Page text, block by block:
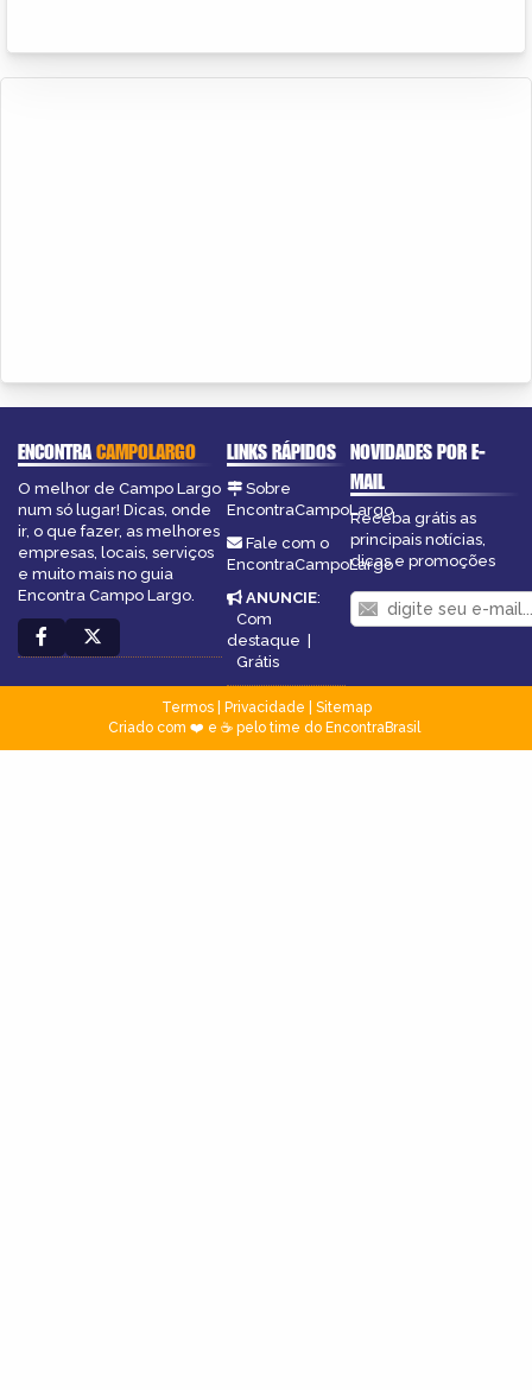
ENCONTRACAMPOLARGO
O melhor de Campo Largo
num só lugar! Dicas, onde
ir, o que fazer, as melhores
empresas, locais, serviços
e muito mais no guia
Encontra Campo Largo.
LINKS RÁPIDOS
Sobre
EncontraCampoLargo
Fale com o
EncontraCampoLargo
ANUNCIE:
Com
destaque |
Grátis
NOVIDADES POR E-
MAIL
Receba grátis as
principais notícias,
dicas e promoções
Termos| Privacidade
Sitemap
Criado com ❤️ e ☕ pelo time do EncontraBrasil